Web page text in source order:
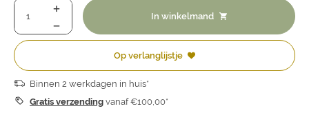
In winkelmand
Op verlanglijstje
Binnen 2 werkdagen in huis*
Gratis verzending vanaf €100,00*